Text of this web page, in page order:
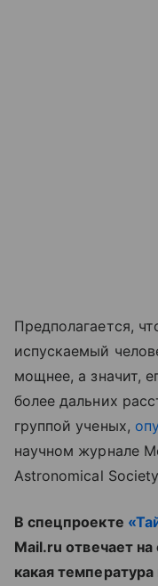
Предполагается,
испускаемый
мощнее, а значит,
более дальних
группой ученых,
научном журнале
Astronomical
В спецпроекте
Mail.ru отвечает
какая